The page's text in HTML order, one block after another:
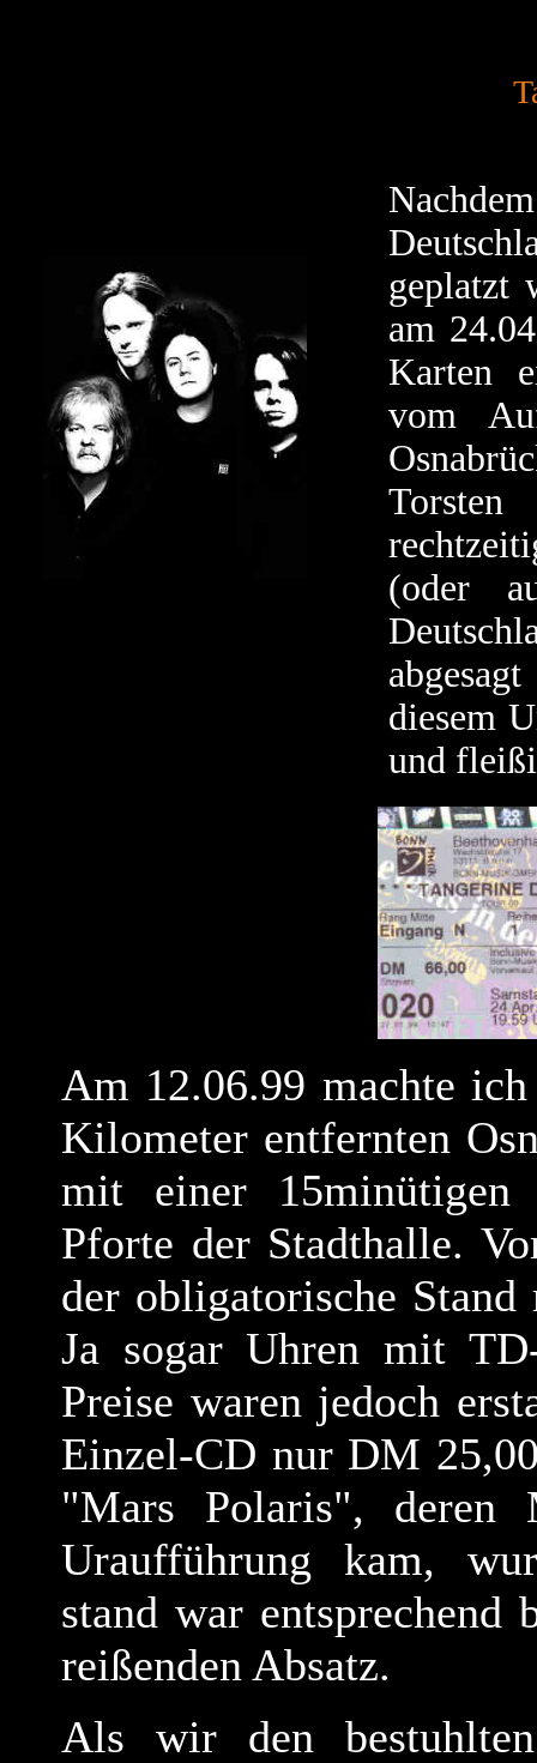
geplatzt
am
Karten
vom
(oder
diesem
und
Am 12.06.99 machte
Kilometer entfernten
mit einer 15minütigen
Pforte der Stadthalle.
der obligatorische
Ja sogar Uhren mit
Preise waren jedoch
Einzel-CD nur DM
"Mars Polaris", deren
Uraufführung kam,
stand war entsprechend
reißenden Absatz.
Als wir den